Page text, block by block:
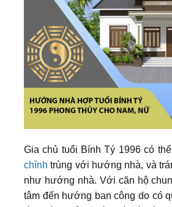
Gia chủ tuổi Bính Tý 1996 có
chính trùng với hướng nhà, và
như hướng nhà. Với căn hộ
tâm đến hướng ban công do có